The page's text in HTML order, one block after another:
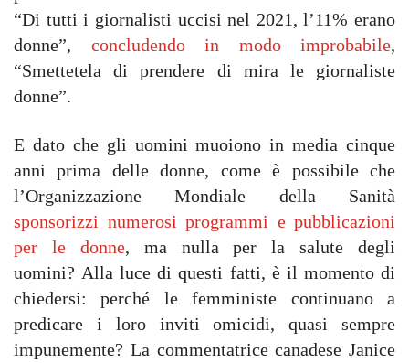
“Di tutti i giornalisti uccisi nel 2021, l’11% erano
donne”, concludendo in modo improbabile,
“Smettetela di prendere di mira le giornaliste
donne”.
E dato che gli uomini muoiono in media cinque
anni prima delle donne, come è possibile che
l’Organizzazione Mondiale della Sanità
sponsorizzi numerosi programmi e pubblicazioni
per le donne, ma nulla per la salute degli
uomini? Alla luce di questi fatti, è il momento di
chiedersi: perché le femministe continuano a
predicare i loro inviti omicidi, quasi sempre
impunemente? La commentatrice canadese Janice